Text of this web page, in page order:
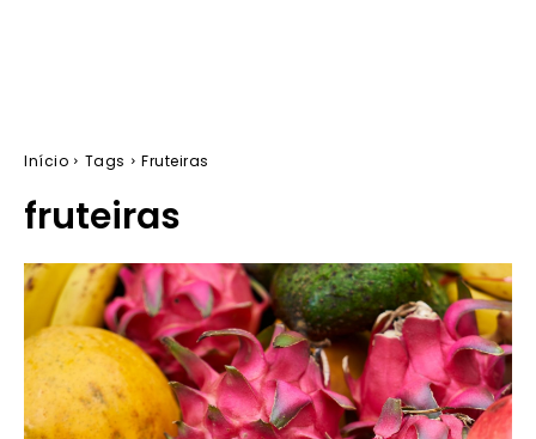
Início Tags Fruteiras
fruteiras